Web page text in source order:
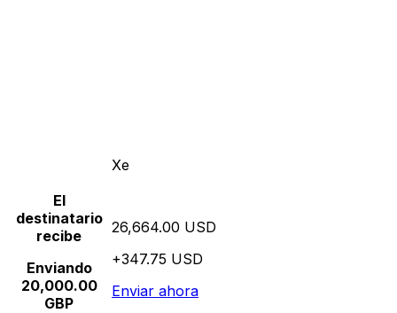
Xe
El
destinatario
recibe
Enviando
20,000.00
GBP
26,664.00 USD
+347.75 USD
Enviar ahora